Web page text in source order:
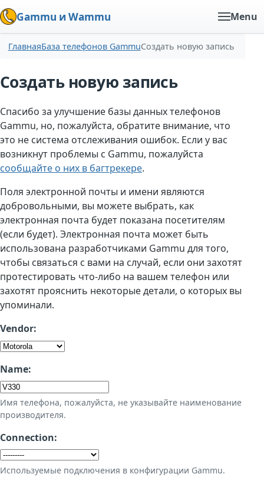
Gammu и Wammu Menu
ГлавнаяБаза телефонов GammuСоздать новую запись
Создать новую запись
Спасибо за улучшение базы данных телефонов
Gammu, но, пожалуйста, обратите внимание, что
это не система отслеживания ошибок. Если у вас
возникнут проблемы с Gammu, пожалуйста
сообщайте о них в багтрекере.
Поля электронной почты и имени являются
добровольными, вы можете выбрать, как
электронная почта будет показана посетителям
(если будет). Электронная почта может быть
использована разработчиками Gammu для того,
чтобы связаться с вами на случай, если они захотят
протестировать что-либо на вашем телефон или
захотят прояснить некоторые детали, о которых вы
упоминали.
Vendor:
Name:
Имя телефона, пожалуйста, не указывайте наименование
производителя.
Connection:
Используемые подключения в конфигурации Gammu.